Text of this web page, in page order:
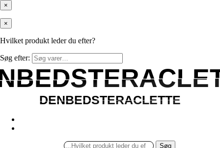
×
×
Hvilket produkt leder du efter?
Søg efter:
DENBEDSTERACLETTE
DENBEDSTERACLETTE
Søg